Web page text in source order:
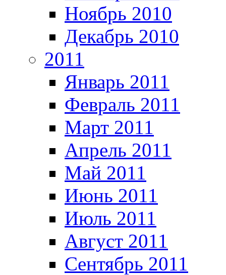
Ноябрь 2010
Декабрь 2010
2011
Январь 2011
Февраль 2011
Март 2011
Апрель 2011
Май 2011
Июнь 2011
Июль 2011
Август 2011
Сентябрь 2011